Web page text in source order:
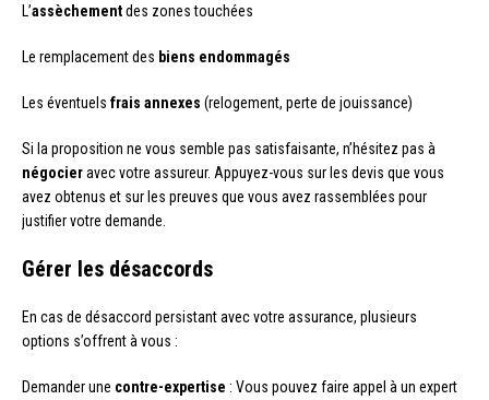
L’assèchementdes zones touchées
Le remplacement des biens endommagés
Les éventuels frais annexes (relogement, perte de jouissance)
Si la proposition ne vous semble pas satisfaisante, n’hésitez pas à
négocieravec votre assureur. Appuyez-vous sur les devis que vous
avez obtenus et sur les preuves que vous avez rassemblées pour
justifier votre demande.
Gérer les désaccords
En cas de désaccord persistant avec votre assurance, plusieurs
options s’offrent à vous :
Demander une contre-expertise : Vous pouvez faire appel à un expert